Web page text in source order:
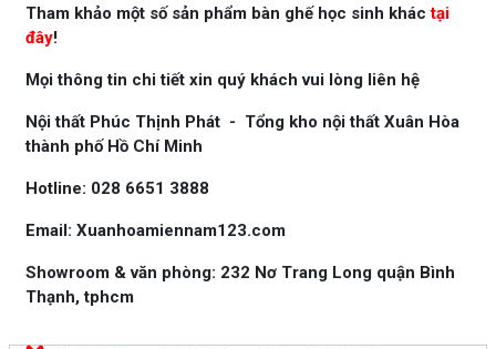
Tham khảo một số sản phẩm bàn ghế học sinh kháctại
đây!
Mọi thông tin chi tiết xin quý khách vui lòng liên hệ
Nội thất Phúc Thịnh Phát - Tổng kho nội thất Xuân Hòa
thành phố Hồ Chí Minh
Hotline: 028 6651 3888
Email: Xuanhoamiennam123.com
Showroom & văn phòng: 232 Nơ Trang Long quận Bình
Thạnh, tphcm